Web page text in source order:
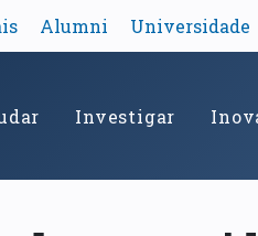
Alumni Universidade
Investigar